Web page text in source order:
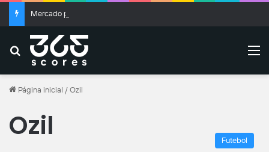
Buscar
Página inicial / Ozil
Ozil Futebol